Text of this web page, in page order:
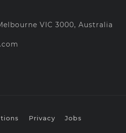
VIC 3000, Australia
Privacy Jobs